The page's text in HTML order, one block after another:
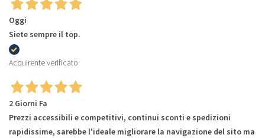
Oggi
Siete sempre il top.
Acquirente verificato
2 Giorni Fa
Prezzi accessibili e competitivi, continui sconti e spedizioni
rapidissime, sarebbe l'ideale migliorare la navigazione del sito ma